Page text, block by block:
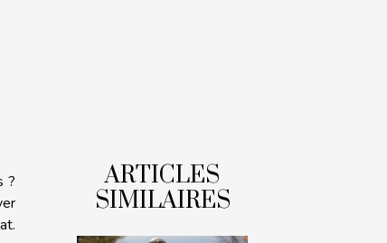
?
ARTICLES
SIMILAIRES